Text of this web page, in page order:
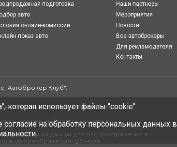
которая использует файлы "cookie"
согласиена обработку персональных данных в
.
подготовка
авто
онлайн-комиcсии
показ авто
Наши партнеры
Мероприятия
Новости
Все автоброкеры
Для рекламодателя
Контакты
"Автоброкер Клуб".
требованиях к защите
информации сайта, и
данных для распространения в
видеоизображения субъекта